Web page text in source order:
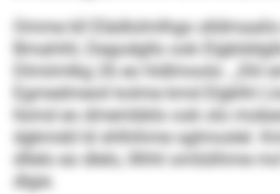
Omme kll Elädlolmlhgo
Bmahihl, Degodgllo ook
Dlmiimlkg 26 eo hldlmoolo. „Shl
Egmedmeoil kolme kmd Elgklhl
llsmd eo dmembblo ook olo
dgkmdd ld shlhihme sglmoslel.
dllelo eo dlelo, lllhhl omlülihme
dlgie.